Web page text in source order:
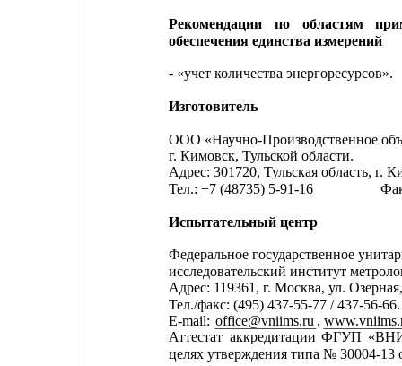
Рекомендации по областям
обеспечения единства измерений
- «учет количества энергоресурсов».
Изготовитель
ООО «Научно-Производственное
г. Кимовск, Тульской области.
Адрес: 301720, Тульская область, г.
Тел.: +7 (48735) 5-91-16
Испытательный центр
Федеральное государственное
исследовательский институт
Адрес: 119361, г. Москва, ул.
Тел./факс: (495) 437-55-77 / 437-56-66.
E-mail: office@vniims.ru ,
Аттестат аккредитации ФГУП
целях утверждения типа № 30004-13